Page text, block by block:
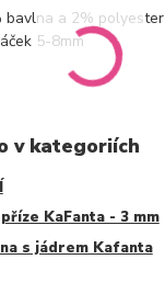
bavlna a 2% polyester
5-8mm
v kategoriích
KaFanta - 3 mm
s jádrem Kafanta